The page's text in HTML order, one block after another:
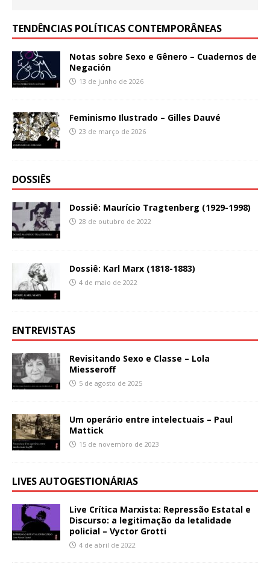
TENDÊNCIAS POLÍTICAS CONTEMPORÂNEAS
Notas sobre Sexo e Gênero – Cuadernos de
Negación
13 de junho de 2026
Feminismo Ilustrado – Gilles Dauvé
23 de março de 2026
DOSSIÊS
Dossiê: Maurício Tragtenberg (1929-1998)
28 de outubro de 2022
Dossiê: Karl Marx (1818-1883)
4 de maio de 2022
ENTREVISTAS
Revisitando Sexo e Classe – Lola
Miesseroff
5 de agosto de 2025
Um operário entre intelectuais – Paul
Mattick
15 de novembro de 2023
LIVES AUTOGESTIONÁRIAS
Live Crítica Marxista: Repressão Estatal e
Discurso: a legitimação da letalidade
policial – Vyctor Grotti
4 de abril de 2022